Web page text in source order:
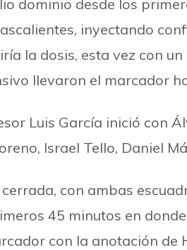
dominio desde los
inyectando
la dosis, esta vez con
llevaron el marcador
Luis García inició con
Israel Tello, Daniel
con ambas
45 minutos en
con la anotación